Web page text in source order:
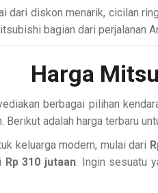
dari diskon menarik, cicilan
bagian dari perjalanan
Harga
berbagai pilihan
adalah harga terbaru
keluarga modern, mulai dari
Rp 310 jutaan. Ingin sesuatu